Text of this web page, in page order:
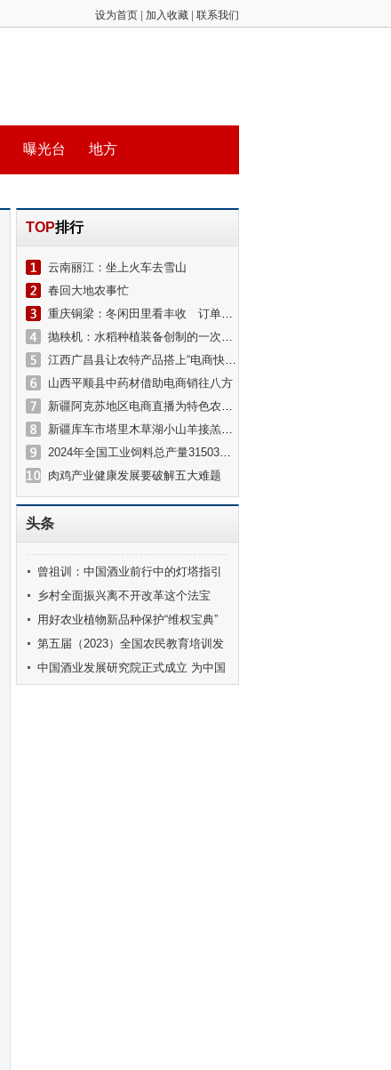
设为首页 加入收藏 联系我们
曝光台 地方
TOP排行
云南丽江：坐上火车去雪山
春回大地农事忙
重庆铜梁：冬闲田里看丰收 订单农业保收益
抛秧机：水稻种植装备创制的一次新探索
江西广昌县让农特产品搭上“电商快车”
山西平顺县中药材借助电商销往八方
新疆阿克苏地区电商直播为特色农产品打开“云销路”
新疆库车市塔里木草湖小山羊接羔育幼正当时
2024年全国工业饲料总产量31503万吨
肉鸡产业健康发展要破解五大难题
头条
曾祖训：中国酒业前行中的灯塔指引
着酒业健康发展的方向
乡村全面振兴离不开改革这个法宝
用好农业植物新品种保护“维权宝典”
第五届（2023）全国农民教育培训发
展论坛在重庆潼南举办
中国酒业发展研究院正式成立 为中国